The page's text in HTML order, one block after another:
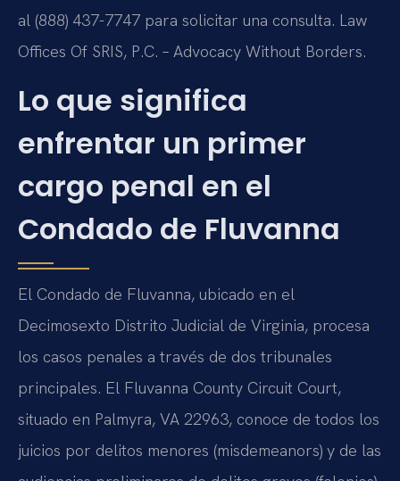
al (888) 437-7747 para solicitar una consulta. Law
Offices Of SRIS, P.C. – Advocacy Without Borders.
Lo que significa
enfrentar un primer
cargo penal en el
Condado de Fluvanna
El Condado de Fluvanna, ubicado en el
Decimosexto Distrito Judicial de Virginia, procesa
los casos penales a través de dos tribunales
principales. El Fluvanna County Circuit Court,
situado en Palmyra, VA 22963, conoce de todos los
juicios por delitos menores (misdemeanors) y de las